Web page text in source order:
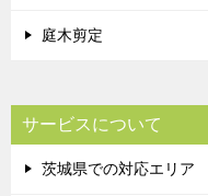
庭木剪定
サービスについて
茨城県での対応エリア